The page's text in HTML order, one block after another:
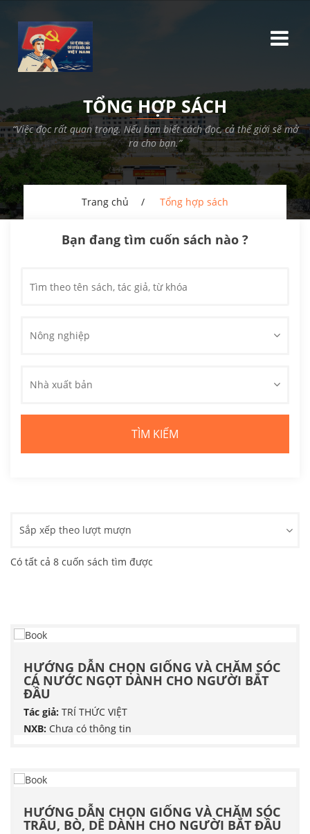
TỔNG HỢP SÁCH
“Việc đọc rất quan trọng. Nếu bạn biết cách đọc, cả thế giới sẽ mở
ra cho bạn.”
Trang chủ Tổng hợp sách
Bạn đang tìm cuốn sách nào ?
Nông nghiệp
Nhà xuất bản
Sắp xếp theo lượt mượn
Có tất cả 8 cuốn sách tìm được
HƯỚNG DẪN CHỌN GIỐNG VÀ CHĂM SÓC
CÁ NƯỚC NGỌT DÀNH CHO NGƯỜI BẮT
ĐẦU
Tác giả: TRÍ THỨC VIỆT
NXB: Chưa có thông tin
HƯỚNG DẪN CHỌN GIỐNG VÀ CHĂM SÓC
TRÂU, BÒ, DÊ DÀNH CHO NGƯỜI BẮT ĐẦU